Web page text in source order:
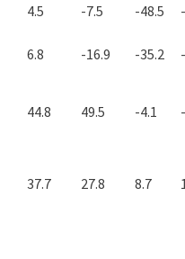
4.5 -7.5 -48.5
6.8 -16.9 -35.2
44.8 49.5 -4.1
37.7 27.8 8.7